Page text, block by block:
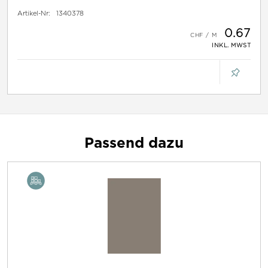
Artikel-Nr: 1340378
0.67
INKL. MWST
Passend dazu